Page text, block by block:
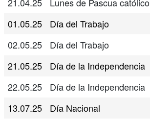
01.05.25
Día del Trabajo
02.05.25
Día del Trabajo
21.05.25
Día de la Independencia
22.05.25
Día de la Independencia
13.07.25
Día Nacional